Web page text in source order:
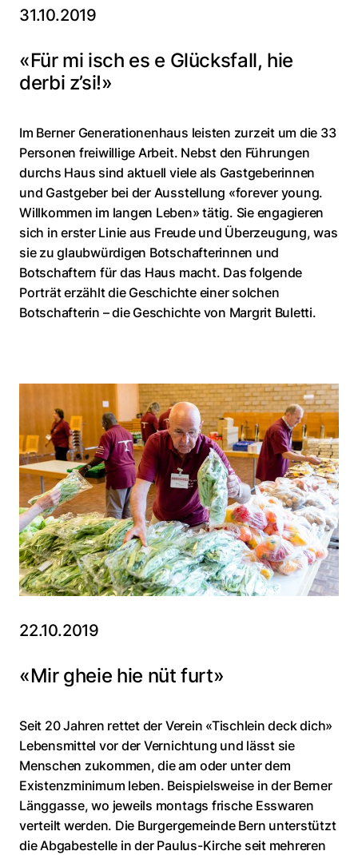
31.10.2019
«Für mi isch es e Glücksfall, hie
derbi z’si!»
Im Berner Generationenhaus leisten zurzeit um die 33
Personen freiwillige Arbeit. Nebst den Führungen
durchs Haus sind aktuell viele als Gastgeberinnen
und Gastgeber bei der Ausstellung «forever young.
Willkommen im langen Leben» tätig. Sie engagieren
sich in erster Linie aus Freude und Überzeugung, was
sie zu glaubwürdigen Botschafterinnen und
Botschaftern für das Haus macht. Das folgende
Porträt erzählt die Geschichte einer solchen
Botschafterin – die Geschichte von Margrit Buletti.
22.10.2019
«Mir gheie hie nüt furt»
Seit 20 Jahren rettet der Verein «Tischlein deck dich»
Lebensmittel vor der Vernichtung und lässt sie
Menschen zukommen, die am oder unter dem
Existenzminimum leben. Beispielsweise in der Berner
Länggasse, wo jeweils montags frische Esswaren
verteilt werden. Die Burgergemeinde Bern unterstützt
die Abgabestelle in der Paulus-Kirche seit mehreren